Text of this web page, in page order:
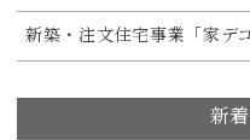
新築・注文住宅事業「家デコ
新